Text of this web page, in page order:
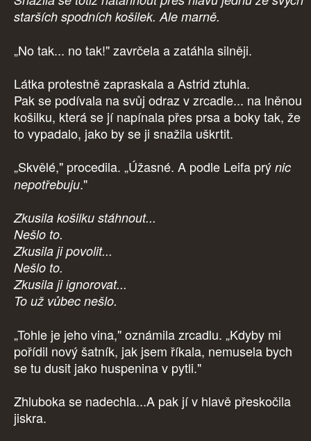
starších spodních košilek. Ale marně.
„No tak... no tak!" zavrčela a zatáhla silněji.
Látka protestně zapraskala a Astrid ztuhla.
Pak se podívala na svůj odraz v zrcadle... na lněnou
košilku, která se jí napínala přes prsa a boky tak, že
to vypadalo, jako by se ji snažila uškrtit.
„Skvělé," procedila. „Úžasné. A podle Leifa prý nic
nepotřebuju."
Zkusila košilku stáhnout...
Nešlo to.
Zkusila ji povolit...
Nešlo to.
Zkusila ji ignorovat...
To už vůbec nešlo.
„Tohle je jeho vina," oznámila zrcadlu. „Kdyby mi
pořídil nový šatník, jak jsem říkala, nemusela bych
se tu dusit jako huspenina v pytli."
Zhluboka se nadechla...A pak jí v hlavě přeskočila
jiskra.